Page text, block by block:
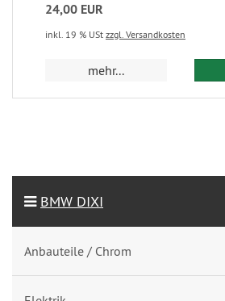
24,00 EUR
inkl. 19 % USt zzgl. Versandkosten
mehr...
BMW DIXI
Anbauteile / Chrom